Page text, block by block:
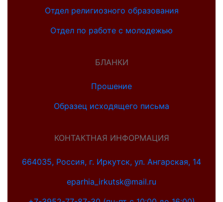
Отдел религиозного образования
Отдел по работе с молодежью
БЛАНКИ
Прошение
Образец исходящего письма
КОНТАКТНАЯ ИНФОРМАЦИЯ
664035, Россия, г. Иркутск, ул. Ангарская, 14
eparhia_irkutsk@mail.ru